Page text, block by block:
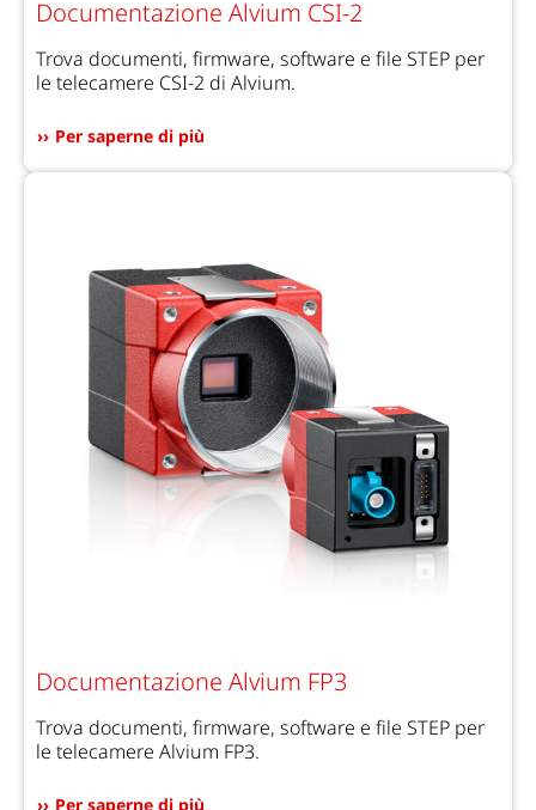
Documentazione Alvium CSI-2
Trova documenti, firmware, software e file STEP per
le telecamere CSI-2 di Alvium.
Per saperne di più
Documentazione Alvium FP3
Trova documenti, firmware, software e file STEP per
le telecamere Alvium FP3.
Per saperne di più